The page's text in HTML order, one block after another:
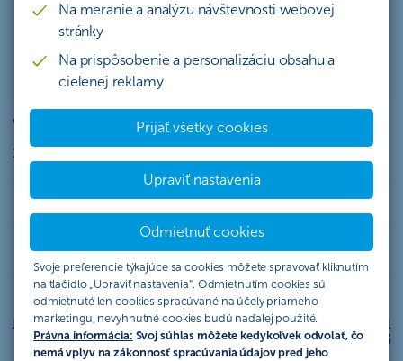
Na meranie a analýzu návštevnosti webovej
stránky
Na prispôsobenie a personalizáciu obsahu a
cielenej reklamy
Prijať všetky cookies
Upraviť nastavenia
Odmietnuť cookies
Svoje preferencie týkajúce sa cookies môžete spravovať kliknutím
na tlačidlo „Upraviť nastavenia“. Odmietnutím cookies sú
odmietnuté len cookies spracúvané na účely priameho
marketingu, nevyhnutné cookies budú naďalej použité.
Právna informácia: Svoj súhlas môžete kedykoľvek odvolať, čo
nemá vplyv na zákonnosť spracúvania údajov pred jeho
NONSTOP Asistenčná služba
+421 2 4445 0050
zo Slovenska a zo zahraničia
Vyťaženosť Infolinky
13:26 Nízka vyťaženosť linky
03 06 09 12 15 18 21 23